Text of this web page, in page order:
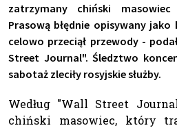
zatrzymany chiński
Prasową błędnie opisywany jako
celowo przeciął przewody -
Street Journal". Śledztwo
sabotaż zleciły rosyjskie służby.
Według "Wall Street
chiński masowiec, który